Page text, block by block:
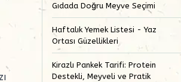
Gıdada Doğru Meyve Seçimi
Haftalık Yemek Listesi - Yaz
Ortası Güzellikleri
Kirazlı Pankek Tarifi: Protein
Destekli, Meyveli ve Pratik